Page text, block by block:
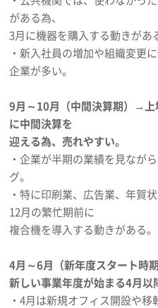
がある為、
3月に機器を購入する動きがあ
・新入社員の増加や組織変更
企業が多い。
9月～10月（中間決算期）→上
に中間決算を
迎える為、売れやすい。
・企業が半期の業績を見なが
グ。
・特に印刷業、広告業、年賀
12月の繁忙期前に
複合機を導入する動きがある。
4月～6月（新年度スタート時
新しい事業年度が始まる4月以
・4月は新規オフィス開設や